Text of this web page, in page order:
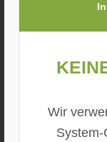
Wir